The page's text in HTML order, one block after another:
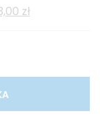
zł